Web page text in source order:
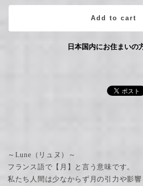
Add to cart
日本国内にお住まいの
～Lune（リュヌ）～
フランス語で【月】と言う意味です。
私たち人間は少なからず月の引力や影